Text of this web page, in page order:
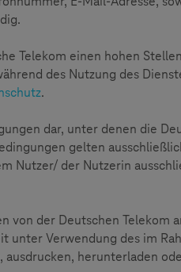
Telekom einen hohen
des Nutzung des
.
dar, unter denen die
gelten
Nutzer/ der Nutzerin
von der Deutschen Telekom
unter Verwendung des im
herunterladen